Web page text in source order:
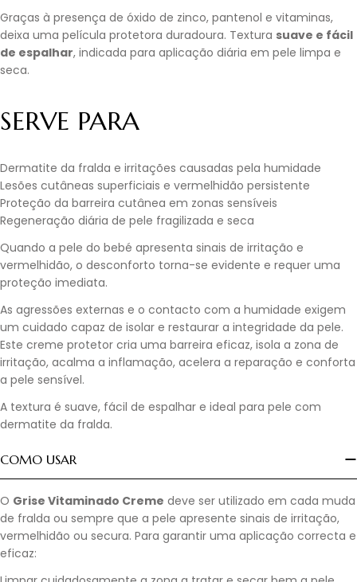
Graças à presença de óxido de zinco, pantenol e vitaminas,
deixa uma película protetora duradoura. Textura suave e fácil
de espalhar, indicada para aplicação diária em pele limpa e
seca.
SERVE PARA
Dermatite da fralda e irritações causadas pela humidade
Lesões cutâneas superficiais e vermelhidão persistente
Proteção da barreira cutânea em zonas sensíveis
Regeneração diária de pele fragilizada e seca
Quando a pele do bebé apresenta sinais de irritação e
vermelhidão, o desconforto torna-se evidente e requer uma
proteção imediata.
As agressões externas e o contacto com a humidade exigem
um cuidado capaz de isolar e restaurar a integridade da pele.
Este creme protetor cria uma barreira eficaz, isola a zona de
irritação, acalma a inflamação, acelera a reparação e conforta
a pele sensível.
A textura é suave, fácil de espalhar e ideal para pele com
dermatite da fralda.
COMO USAR
O Grise Vitaminado Creme deve ser utilizado em cada muda
de fralda ou sempre que a pele apresente sinais de irritação,
vermelhidão ou secura. Para garantir uma aplicação correcta e
eficaz: